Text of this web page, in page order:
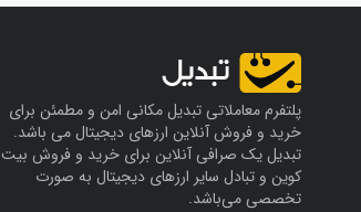
پلتفرم معاملاتی تبدیل مکانی امن و مطمئن برای
خرید و فروش آنلاین ارز‌های دیجیتال می باشد.
تبدیل یک صرافی آنلاین برای خرید و فروش بیت
کوین و تبادل سایر ارزهای دیجیتال به صورت
تخصصی می‌باشد.